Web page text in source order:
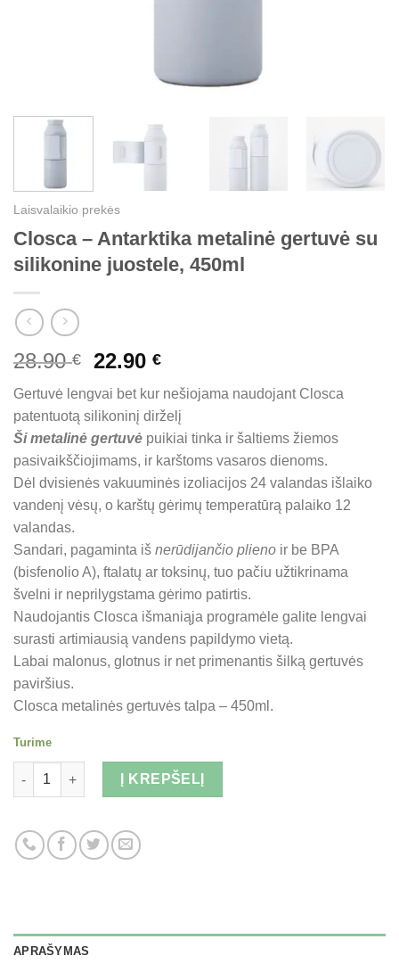
Laisvalaikio prekės
Closca – Antarktika metalinė gertuvė su
silikonine juostele, 450ml
28.90€
Original
price
was:
28.90 €.
22.90€Current
price
is:
22.90 €.
Gertuvė lengvai bet kur nešiojama naudojant Closca
patentuotą silikoninį dirželį
Ši metalinė gertuvė puikiai tinka ir šaltiems žiemos
pasivaikščiojimams, ir karštoms vasaros dienoms.
Dėl dvisienės vakuuminės izoliacijos 24 valandas išlaiko
vandenį vėsų, o karštų gėrimų temperatūrą palaiko 12
valandas.
Sandari, pagaminta iš nerūdijančio plieno ir be BPA
(bisfenolio A), ftalatų ar toksinų, tuo pačiu užtikrinama
švelni ir neprilygstama gėrimo patirtis.
Naudojantis Closca išmaniąja programėle galite lengvai
surasti artimiausią vandens papildymo vietą.
Labai malonus, glotnus ir net primenantis šilką gertuvės
paviršius.
Closca metalinės gertuvės talpa – 450ml.
Turime
Kiekis
Į KREPŠELĮ
APRAŠYMAS